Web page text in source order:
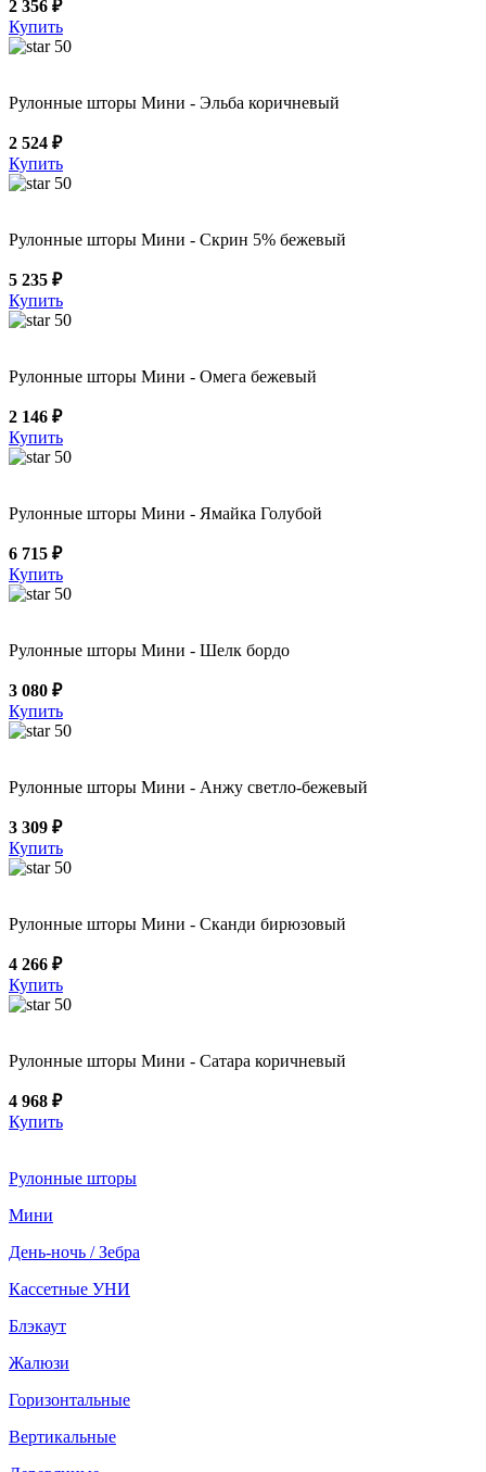
2 356 ₽
Купить
50
Рулонные шторы Мини - Эльба коричневый
2 524 ₽
Купить
50
Рулонные шторы Мини - Скрин 5% бежевый
5 235 ₽
Купить
50
Рулонные шторы Мини - Омега бежевый
2 146 ₽
Купить
50
Рулонные шторы Мини - Ямайка Голубой
6 715 ₽
Купить
50
Рулонные шторы Мини - Шелк бордо
3 080 ₽
Купить
50
Рулонные шторы Мини - Анжу светло-бежевый
3 309 ₽
Купить
50
Рулонные шторы Мини - Сканди бирюзовый
4 266 ₽
Купить
50
Рулонные шторы Мини - Сатара коричневый
4 968 ₽
Купить
Рулонные шторы
Мини
День-ночь / Зебра
Кассетные УНИ
Блэкаут
Жалюзи
Горизонтальные
Вертикальные